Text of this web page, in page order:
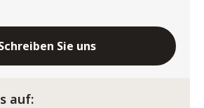
Sie uns
auf: